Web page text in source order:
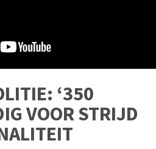
‘350
VOOR STRIJD